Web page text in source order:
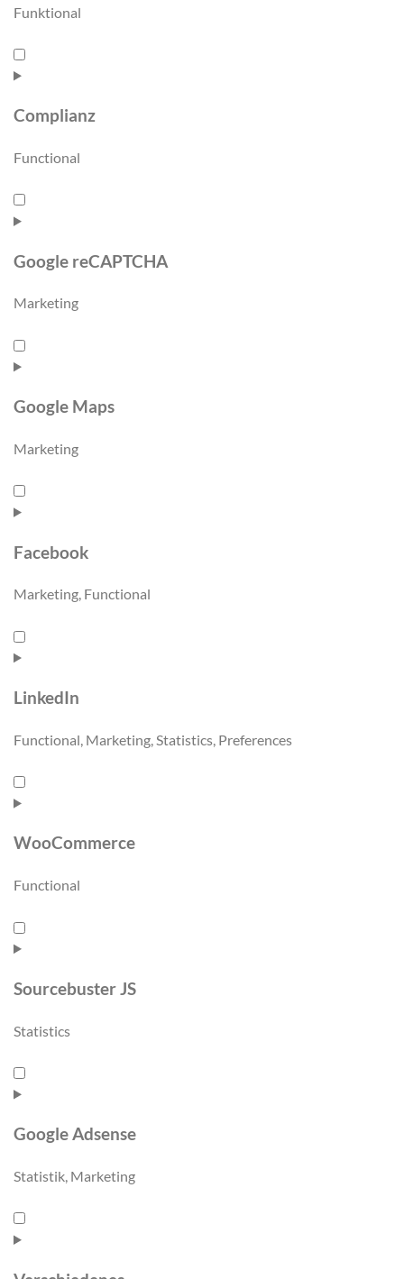
Funktional
Complianz
Functional
Google reCAPTCHA
Marketing
Google Maps
Marketing
Facebook
Marketing, Functional
LinkedIn
Functional, Marketing, Statistics, Preferences
WooCommerce
Functional
Sourcebuster JS
Statistics
Google Adsense
Statistik, Marketing